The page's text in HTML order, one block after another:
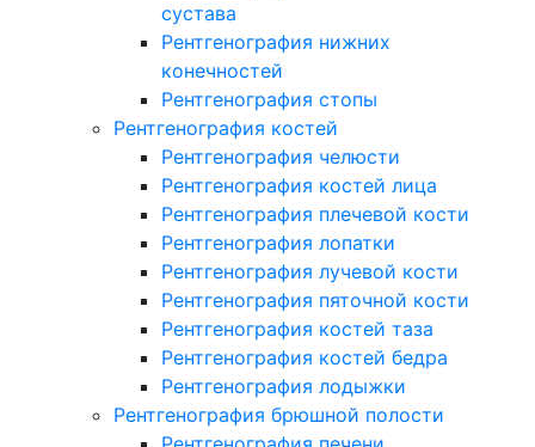
сустава
Рентгенография нижних
конечностей
Рентгенография стопы
Рентгенография костей
Рентгенография челюсти
Рентгенография костей лица
Рентгенография плечевой кости
Рентгенография лопатки
Рентгенография лучевой кости
Рентгенография пяточной кости
Рентгенография костей таза
Рентгенография костей бедра
Рентгенография лодыжки
Рентгенография брюшной полости